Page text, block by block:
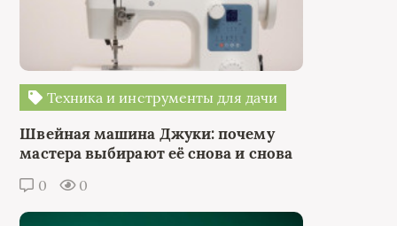
Техника и инструменты для дачи
Швейная машина Джуки: почему
мастера выбирают её снова и снова
0 0